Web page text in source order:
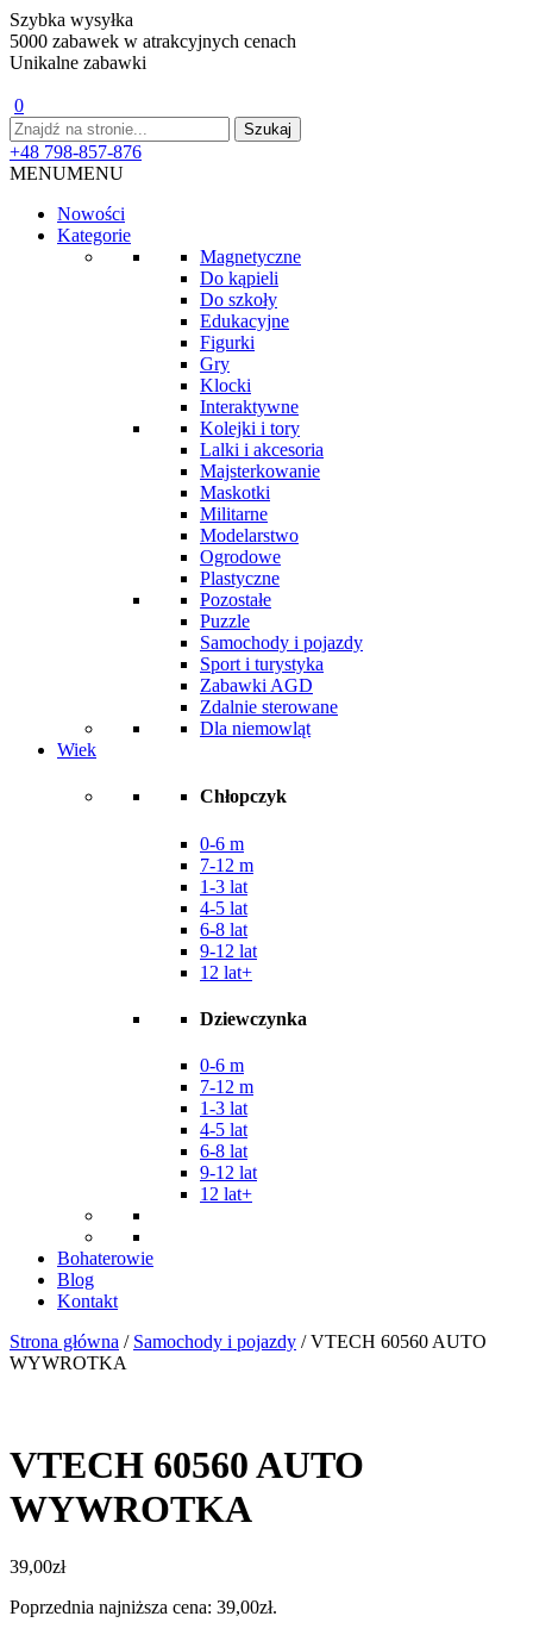
Szybka wysyłka
5000 zabawek w atrakcyjnych cenach
Unikalne zabawki
0
+48 798-857-876
MENUMENU
Nowości
Kategorie
Magnetyczne
Do kąpieli
Do szkoły
Edukacyjne
Figurki
Gry
Klocki
Interaktywne
Kolejki i tory
Lalki i akcesoria
Majsterkowanie
Maskotki
Militarne
Modelarstwo
Ogrodowe
Plastyczne
Pozostałe
Puzzle
Samochody i pojazdy
Sport i turystyka
Zabawki AGD
Zdalnie sterowane
Dla niemowląt
Wiek
Chłopczyk
0-6 m
7-12 m
1-3 lat
4-5 lat
6-8 lat
9-12 lat
12 lat+
Dziewczynka
0-6 m
7-12 m
1-3 lat
4-5 lat
6-8 lat
9-12 lat
12 lat+
Bohaterowie
Blog
Kontakt
Strona główna / Samochody i pojazdy / VTECH 60560 AUTO
WYWROTKA
VTECH 60560 AUTO
WYWROTKA
39,00zł
Poprzednia najniższa cena: 39,00zł.